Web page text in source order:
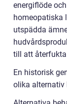
energiflöde
homeopatiska
utspädda
till att
En historisk
olika alternativ